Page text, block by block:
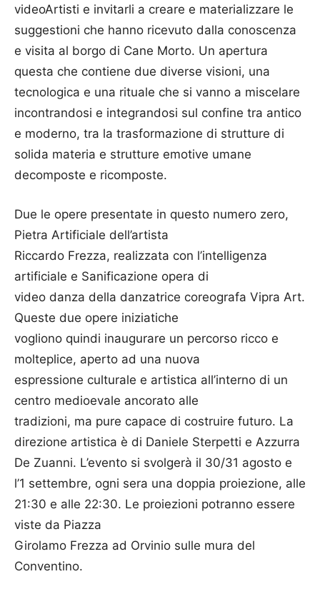
videoArtisti e invitarli a creare e materializzare le
suggestioni che hanno ricevuto dalla conoscenza
e visita al borgo di Cane Morto. Un apertura
questa che contiene due diverse visioni, una
tecnologica e una rituale che si vanno a miscelare
incontrandosi e integrandosi sul confine tra antico
e moderno, tra la trasformazione di strutture di
solida materia e strutture emotive umane
decomposte e ricomposte.
Due le opere presentate in questo numero zero,
Pietra Artificiale dell’artista
Riccardo Frezza, realizzata con l’intelligenza
artificiale e Sanificazione opera di
video danza della danzatrice coreografa Vipra Art.
Queste due opere iniziatiche
vogliono quindi inaugurare un percorso ricco e
molteplice, aperto ad una nuova
espressione culturale e artistica all’interno di un
centro medioevale ancorato alle
tradizioni, ma pure capace di costruire futuro. La
direzione artistica è di Daniele Sterpetti e Azzurra
De Zuanni. L’evento si svolgerà il 30/31 agosto e
l’1 settembre, ogni sera una doppia proiezione, alle
21:30 e alle 22:30. Le proiezioni potranno essere
viste da Piazza
Girolamo Frezza ad Orvinio sulle mura del
Conventino.